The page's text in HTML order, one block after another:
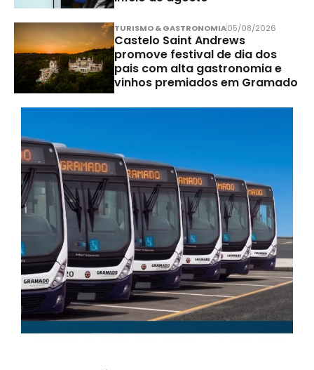
TURISMO & GASTRONOMIA05/08/2026
Castelo Saint Andrews
promove festival de dia dos
pais com alta gastronomia e
vinhos premiados em Gramado